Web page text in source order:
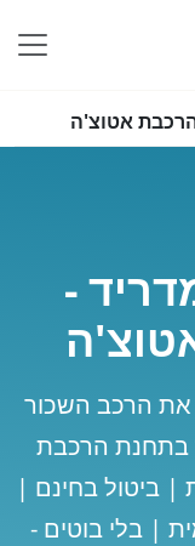
אטוצ'ה
-
הרכב השכור
בתחנת הרכבת
ביטול בחינם |
| בלי בוטים -